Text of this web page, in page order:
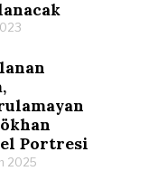
Portresi
2025